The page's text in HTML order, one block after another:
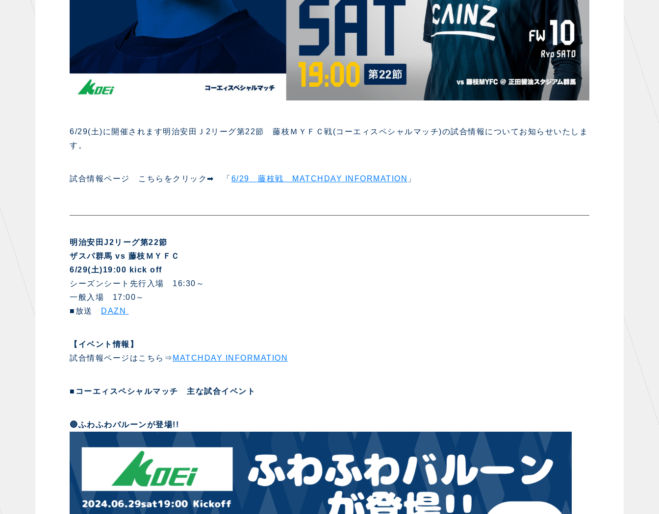
U-18
U-15
U-12
Ladies U-15
スタッフ
スクール会員規約
ニュース
施設紹介
店舗エリアガイド
アクセス
Thesparkについて
お問い合わせ
6/29(土)に開催されます明治安田Ｊ2リーグ第22節 藤枝ＭＹＦＣ戦(コーエィスペシャルマッチ)の試合情報についてお知らせいたしま
す。
試合情報ページ こちらをクリック➡ 「 6/29 藤枝戦 MATCHDAY INFORMATION 」
明治安田J2リーグ第22節
ザスパ群馬 vs 藤枝ＭＹＦＣ
6/29(土)19:00 kick off
シーズンシート先行入場 16:30～
一般入場 17:00～
■放送
DAZN
【イベント情報】
試合情報ページはこちら⇒ MATCHDAY INFORMATION
■コーエィスペシャルマッチ 主な試合イベント
🔵ふわふわバルーンが登場!!